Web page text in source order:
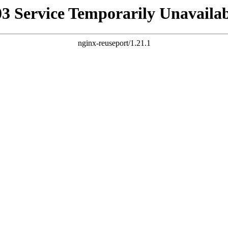
Service Temporarily
nginx-reuseport/1.21.1